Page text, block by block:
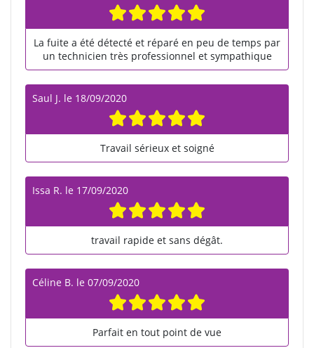
La fuite a été détecté et réparé en peu de temps par
un technicien très professionnel et sympathique
Saul J. le 18/09/2020
Travail sérieux et soigné
Issa R. le 17/09/2020
travail rapide et sans dégât.
Céline B. le 07/09/2020
Parfait en tout point de vue